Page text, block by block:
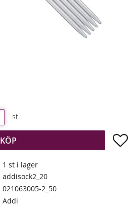
st
KÖP
1 st i lager
addisock2_20
021063005-2_50
Addi